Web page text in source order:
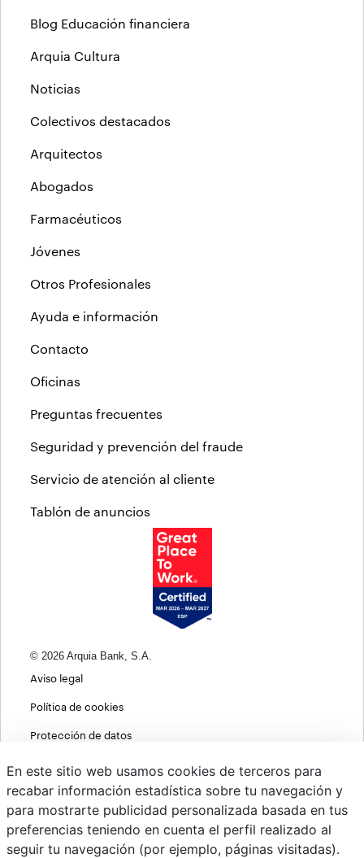
Blog Educación financiera
Arquia Cultura
Noticias
Colectivos destacados
Arquitectos
Abogados
Farmacéuticos
Jóvenes
Otros Profesionales
Ayuda e información
Contacto
Oficinas
Preguntas frecuentes
Seguridad y prevención del fraude
Servicio de atención al cliente
Tablón de anuncios
© 2026 Arquia Bank, S.A.
Aviso legal
Política de cookies
Protección de datos
Política de privacidad web
MIFID
PSD2
En este sitio web usamos cookies de terceros para
recabar información estadística sobre tu navegación y
para mostrarte publicidad personalizada basada en tus
preferencias teniendo en cuenta el perfil realizado al
seguir tu navegación (por ejemplo, páginas visitadas).